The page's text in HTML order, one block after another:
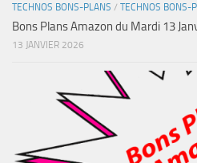
TECHNOS BONS-PLANS / TECHNOS BONS-
Bons Plans Amazon du Mardi 13
13 JANVIER 2026